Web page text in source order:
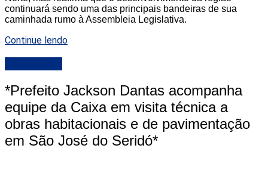
continuará sendo uma das principais bandeiras de sua
caminhada rumo à Assembleia Legislativa.
Continue lendo
*Prefeito Jackson Dantas acompanha
equipe da Caixa em visita técnica a
obras habitacionais e de pavimentação
em São José do Seridó*